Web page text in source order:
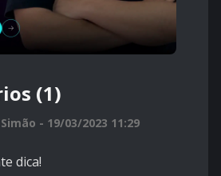
(1)
- 19/03/2023 11:29
dica!